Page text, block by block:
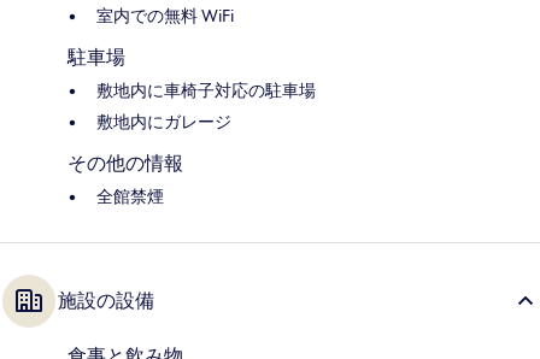
室内での無料 WiFi
駐車場
敷地内に車椅子対応の駐車場
敷地内にガレージ
その他の情報
全館禁煙
施設の設備